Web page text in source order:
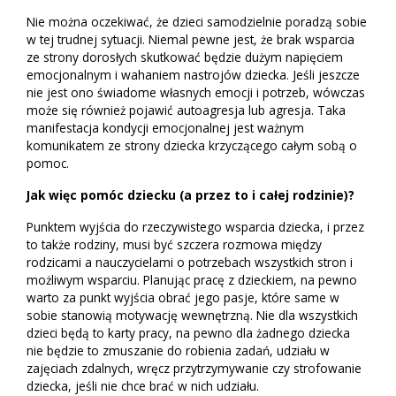
Nie można oczekiwać, że dzieci samodzielnie poradzą sobie
w tej trudnej sytuacji. Niemal pewne jest, że brak wsparcia
ze strony dorosłych skutkować będzie dużym napięciem
emocjonalnym i wahaniem nastrojów dziecka. Jeśli jeszcze
nie jest ono świadome własnych emocji i potrzeb, wówczas
może się również pojawić autoagresja lub agresja. Taka
manifestacja kondycji emocjonalnej jest ważnym
komunikatem ze strony dziecka krzyczącego całym sobą o
pomoc.
Jak więc pomóc dziecku (a przez to i całej rodzinie)?
Punktem wyjścia do rzeczywistego wsparcia dziecka, i przez
to także rodziny, musi być szczera rozmowa między
rodzicami a nauczycielami o potrzebach wszystkich stron i
możliwym wsparciu. Planując pracę z dzieckiem, na pewno
warto za punkt wyjścia obrać jego pasje, które same w
sobie stanowią motywację wewnętrzną. Nie dla wszystkich
dzieci będą to karty pracy, na pewno dla żadnego dziecka
nie będzie to zmuszanie do robienia zadań, udziału w
zajęciach zdalnych, wręcz przytrzymywanie czy strofowanie
dziecka, jeśli nie chce brać w nich udziału.